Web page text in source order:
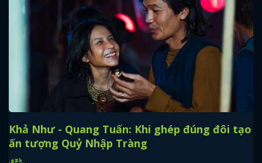
Khả Như - Quang Tuấn: Khi ghép đúng đôi tạo
ấn tượng Quỷ Nhập Tràng